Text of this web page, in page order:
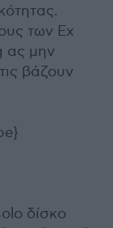
των Ex
ας μην
βάζουν
δίσκο